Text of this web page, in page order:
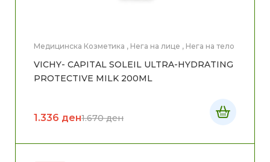
Медицинска Козметика , Нега на лице , Нега на тело
VICHY- CAPITAL SOLEIL ULTRA-HYDRATING
PROTECTIVE MILK 200ML
1.670ден
1.336 ден